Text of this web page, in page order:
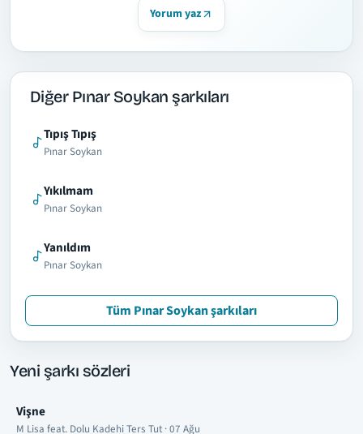
Yorum yaz
Diğer Pınar Soykan şarkıları
Tıpış Tıpış
Pınar Soykan
Yıkılmam
Pınar Soykan
Yanıldım
Pınar Soykan
Tüm Pınar Soykan şarkıları
Yeni şarkı sözleri
Vişne
M Lisa feat. Dolu Kadehi Ters Tut · 07 Ağu